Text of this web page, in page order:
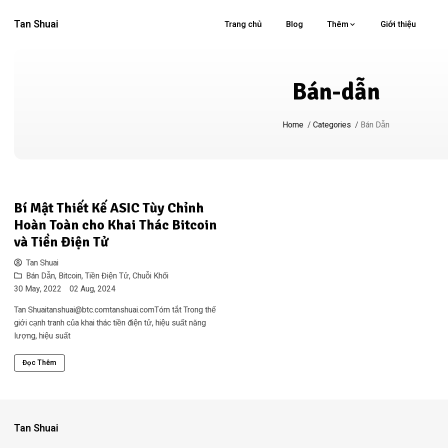
Tan Shuai Trang chủ Blog Thêm Giới thiệu
Bán-dẫn
Home / Categories / Bán Dẫn
Bí Mật Thiết Kế ASIC Tùy Chỉnh
Hoàn Toàn cho Khai Thác Bitcoin
và Tiền Điện Tử
Tan Shuai
Bán Dẫn, Bitcoin,Tiền Điện Tử,Chuỗi Khối
30 May, 2022
02 Aug, 2024
TanShuaitanshuai@btc.comtanshuai.comTóm tắt Trong thế
giới cạnh tranh của khai thác tiền điện tử, hiệu suất năng
lượng, hiệu suất
Đọc Thêm
Tan Shuai